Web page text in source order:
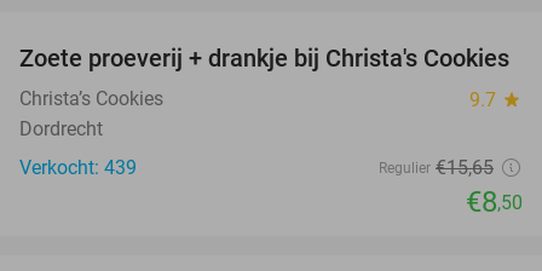
46%
Zoete proeverij + drankje bij Christa's Cookies
Christa’s Cookies 9.7 star
Dordrecht
Verkocht: 439
Regulier €15,65
€8,50